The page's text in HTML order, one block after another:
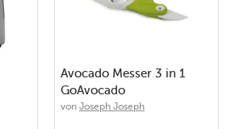
Avocado Messer 3 in 1
GoAvocado
von Joseph Joseph